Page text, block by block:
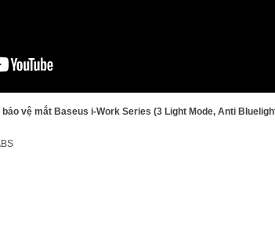
vệ mắt Baseus i-Work Series (3 Light Mode, Anti